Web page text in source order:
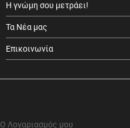
Η γνώμη σου μετράει!
Τα Νέα μας
Επικοινωνία
Ο Λογαριασμός μου